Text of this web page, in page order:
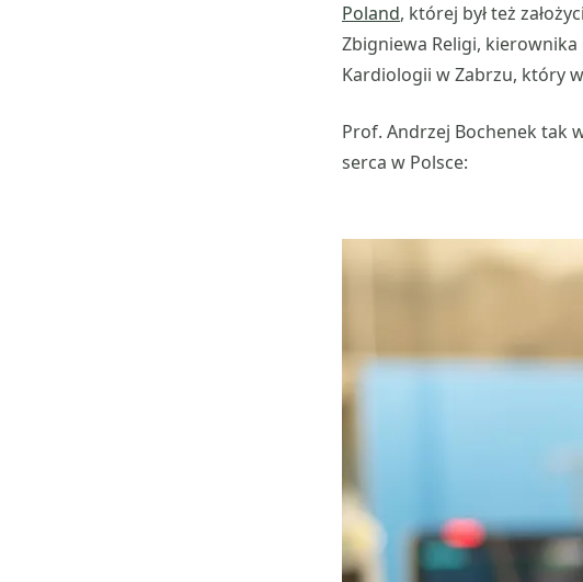
Poland, której był też
Zbigniewa Religi,
Kardiologii w Zabrzu, który
Prof. Andrzej Bochenek tak
serca w Polsce: